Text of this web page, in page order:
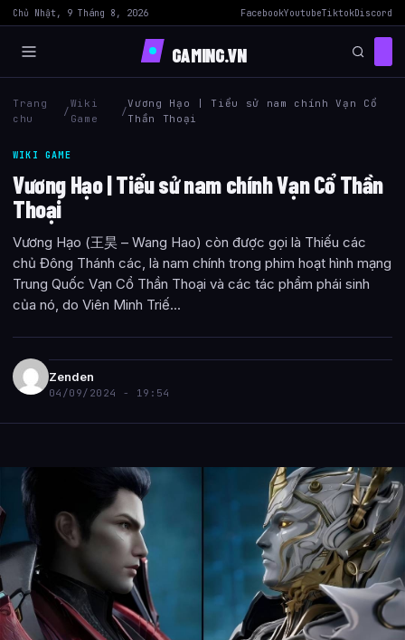
Chủ Nhật, 9 Tháng 8, 2026 FacebookYoutubeTiktokDiscord
GAMING.VN
Trang
chu
/
Wiki
Game
/
Vương Hạo | Tiểu sử nam chính Vạn Cổ
Thần Thoại
WIKI GAME
Vương Hạo | Tiểu sử nam chính Vạn Cổ Thần
Thoại
Vương Hạo (王昊 – Wang Hao) còn được gọi là Thiếu các
chủ Đông Thánh các, là nam chính trong phim hoạt hình mạng
Trung Quốc Vạn Cổ Thần Thoại và các tác phẩm phái sinh
của nó, do Viên Minh Triế...
Zenden
04/09/2024 - 19:54